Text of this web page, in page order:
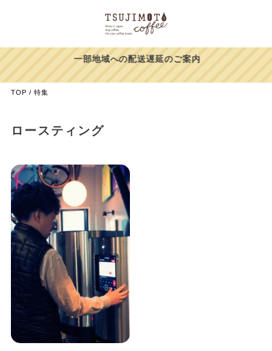
一部地域への配送遅延のご案内
TOP 特集
ロースティング